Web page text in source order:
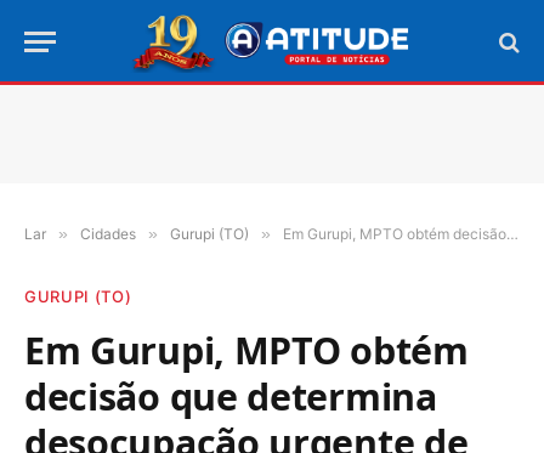
Lar » Cidades » Gurupi (TO) » Em Gurupi, MPTO obtém decisão que determina desocupação urgente de área verde no Jardim América
GURUPI (TO)
Em Gurupi, MPTO obtém
decisão que determina
desocupação urgente de